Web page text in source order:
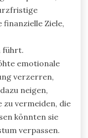
Ziele,
führt.
emotionale
verzerren,
neigen,
vermeiden, die
könnten sie
verpassen.